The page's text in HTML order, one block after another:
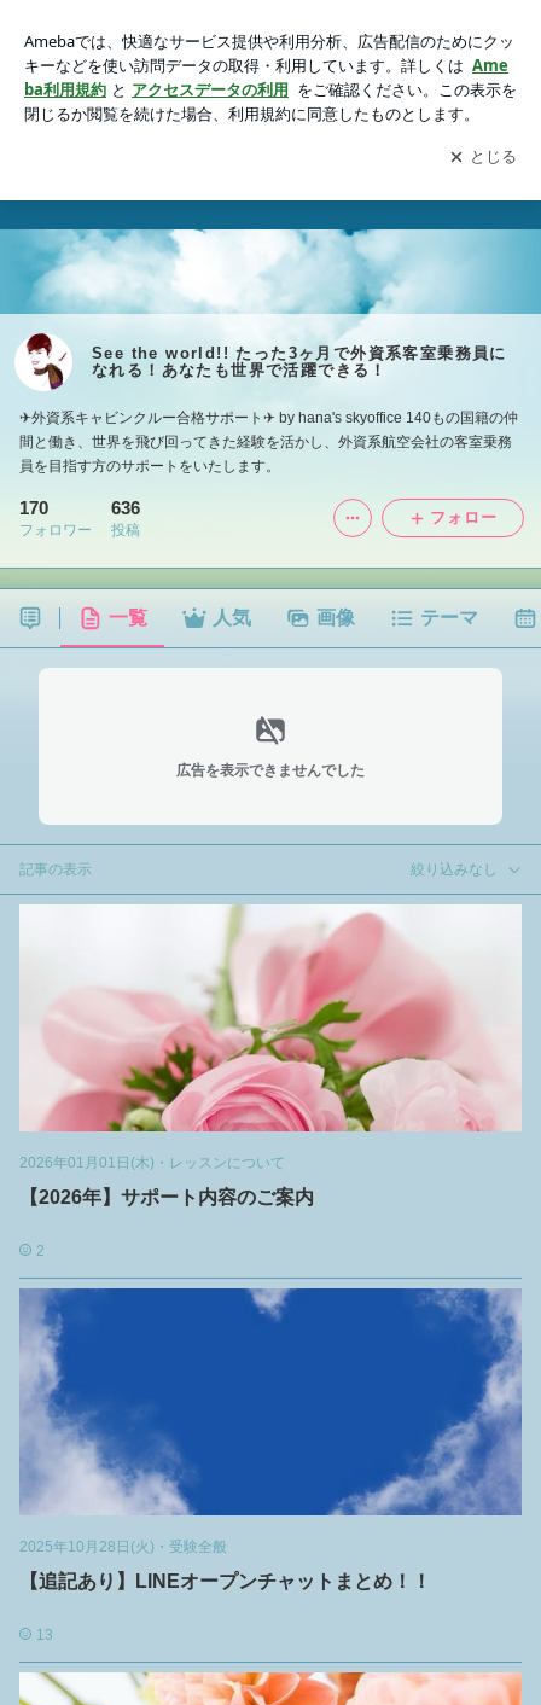
なたも世界で活躍できる！
アプリをダウンロードして ブログの更新通知
を受け取りまし
ょう。
開く
See the world!! たった3ヶ月で外資系客室乗務員に
なれる！あなたも世界で活躍できる！
✈︎外資系キャビンクルー合格サポート✈︎ by hana's skyoffice 140もの国籍の仲
間と働き、世界を飛び回ってきた経験を活かし、外資系航空会社の客室乗務
員を目指す方のサポートをいたします。
170
フォロワー
636
投稿
フォロー
一覧 人気 画像 テーマ
広告を表示できませんでした
記事の表示 絞り込みなし
2026年01月01日(木) ・ レッスンについて
【2026年】サポート内容のご案内
2
2025年10月28日(火) ・ 受験全般
【追記あり】LINEオープンチャットまとめ！！
13